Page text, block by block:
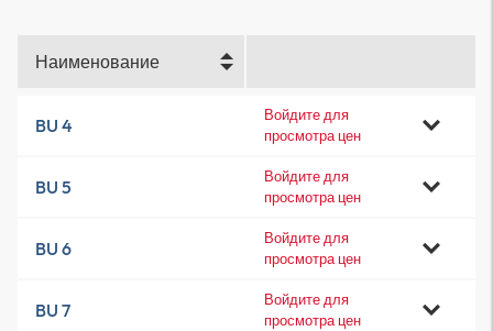
Наименование
BU 4
Войдите для
просмотра цен
BU 5
Войдите для
просмотра цен
BU 6
Войдите для
просмотра цен
BU 7
Войдите для
просмотра цен